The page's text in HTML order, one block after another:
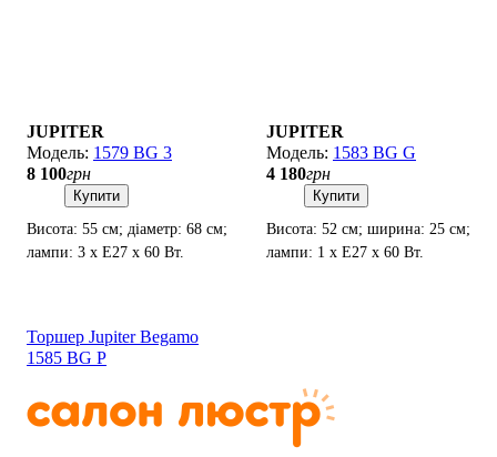
JUPITER
1579 BG 3
8 100грн
Купити
Висота: 55 см; діаметр: 68 см;
лампи: 3 х Е27 х 60 Вт.
JUPITER
1583 BG G
4 180грн
Купити
Висота: 52 см; ширина: 25 см;
лампи: 1 х Е27 х 60 Вт.
Торшер Jupiter Begamo
1585 BG P